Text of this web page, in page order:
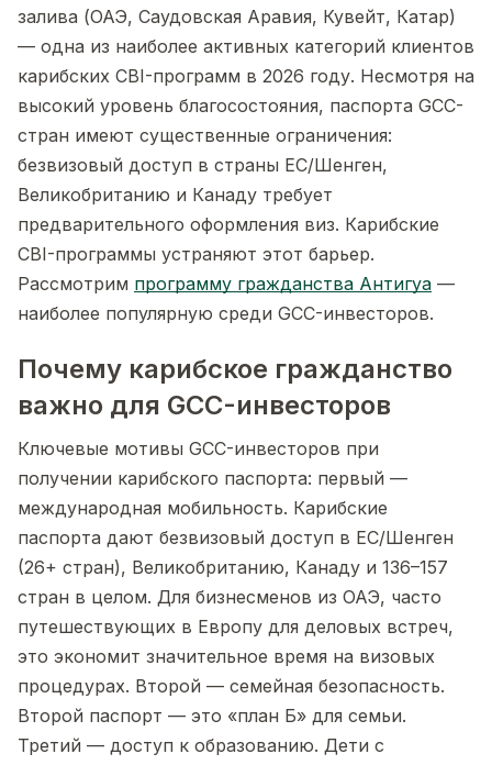
залива (ОАЭ, Саудовская Аравия, Кувейт, Катар)
— одна из наиболее активных категорий клиентов
карибских CBI-программ в 2026 году. Несмотря на
высокий уровень благосостояния, паспорта GCC-
стран имеют существенные ограничения:
безвизовый доступ в страны ЕС/Шенген,
Великобританию и Канаду требует
предварительного оформления виз. Карибские
CBI-программы устраняют этот барьер.
Рассмотрим программу гражданства Антигуа —
наиболее популярную среди GCC-инвесторов.
Почему карибское гражданство
важно для GCC-инвесторов
Ключевые мотивы GCC-инвесторов при
получении карибского паспорта: первый —
международная мобильность. Карибские
паспорта дают безвизовый доступ в ЕС/Шенген
(26+ стран), Великобританию, Канаду и 136–157
стран в целом. Для бизнесменов из ОАЭ, часто
путешествующих в Европу для деловых встреч,
это экономит значительное время на визовых
процедурах. Второй — семейная безопасность.
Второй паспорт — это «план Б» для семьи.
Третий — доступ к образованию. Дети с